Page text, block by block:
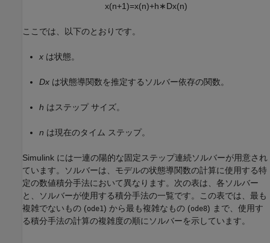
x(n+1)=x(n)+h∗Dx(n)
ここでは、以下のとおりです。
x は状態。
Dx は状態導関数を推定するソルバー依存の関数。
h はステップ サイズ。
n は現在のタイム ステップ。
Simulink には一連の陽的な固定ステップ連続ソルバーが用意され
ています。ソルバーは、モデルの状態導関数の計算に使用する特
定の数値積分手法において異なります。次の表は、各ソルバー
と、ソルバーが使用する積分手法の一覧です。この表では、最も
複雑でないもの (ode1) から最も複雑なもの (ode8) まで、使用す
る積分手法の計算の複雑度の順にソルバーを示しています。